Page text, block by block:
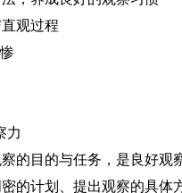
观过程
力
的目的与任务，是良好观
的计划、提出观察的具体